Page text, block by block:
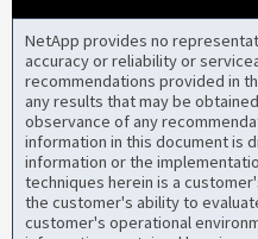
NetApp provides no
accuracy or reliability or
recommendations provided in
any results that may be
observance of any
information in this document is
information or the
techniques herein is a
the customer's ability to
customer's operational